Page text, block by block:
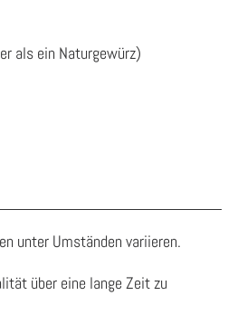
als ein Naturgewürz)
unter Umständen variieren.
über eine lange Zeit zu